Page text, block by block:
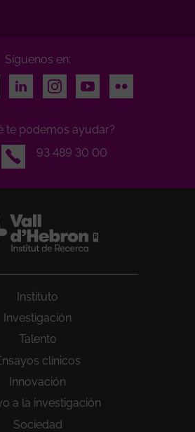
Síguenos en:
LinkedInInstagramYoutubeFlickr
te podemos ayudar?
93 489 30 00
Instituto
Investigación
Talento
clínicos
Innovación
a la investigación
Sociedad